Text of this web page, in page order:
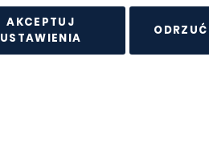
AKCEPTUJ
USTAWIENIA
ODRZUĆ